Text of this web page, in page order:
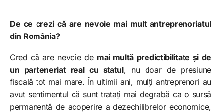
De ce crezi că are nevoie mai mult antreprenoriatul
din România?
Cred că are nevoie de mai multă predictibilitate și de
un parteneriat real cu statul, nu doar de presiune
fiscală tot mai mare. În ultimii ani, mulți antreprenori au
avut sentimentul că sunt tratați mai degrabă ca o sursă
permanentă de acoperire a dezechilibrelor economice,